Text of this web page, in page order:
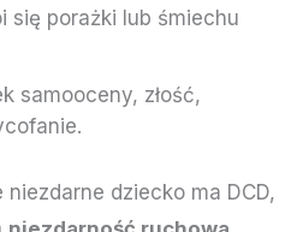
się porażki lub śmiechu
samooceny, złość,
niezdarne dziecko ma DCD,